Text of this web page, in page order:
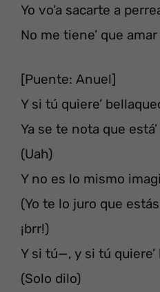
Yo vo’a sacarte a
No me tiene’ que
[Puente: Anuel]
Y si tú quiere’
Ya se te nota que
(Uah)
Y no es lo mismo
(Yo te lo juro que
¡brr!)
Y si tú—, y si tú
(Solo dilo)